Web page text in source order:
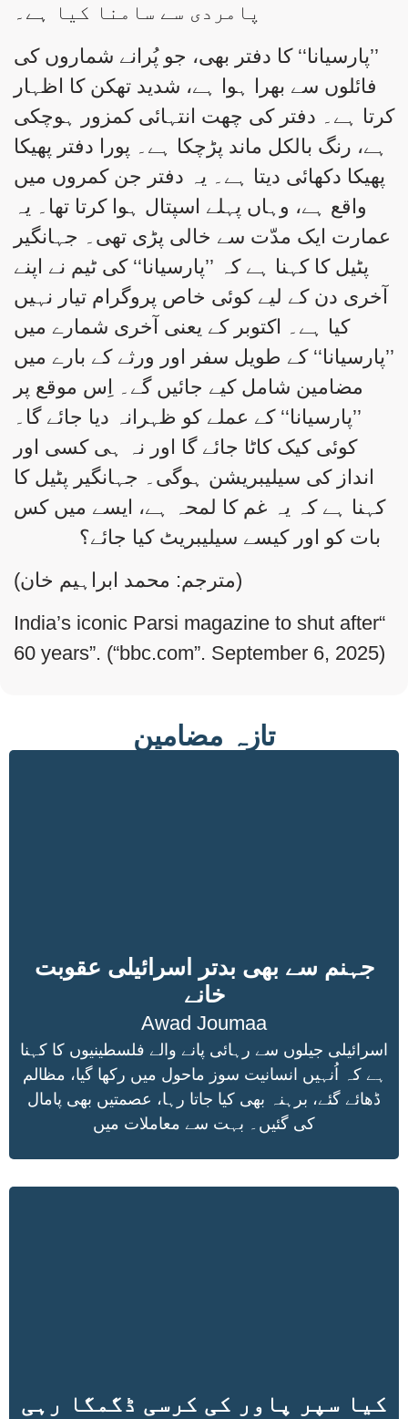
پامردی سے سامنا کیا ہے۔
’’پارسیانا‘‘ کا دفتر بھی، جو پُرانے شماروں کی
فائلوں سے بھرا ہوا ہے، شدید تھکن کا اظہار
کرتا ہے۔ دفتر کی چھت انتہائی کمزور ہوچکی
ہے، رنگ بالکل ماند پڑچکا ہے۔ پورا دفتر پھیکا
پھیکا دکھائی دیتا ہے۔ یہ دفتر جن کمروں میں
واقع ہے، وہاں پہلے اسپتال ہوا کرتا تھا۔ یہ
عمارت ایک مدّت سے خالی پڑی تھی۔ جہانگیر
پٹیل کا کہنا ہے کہ ’’پارسیانا‘‘ کی ٹیم نے اپنے
آخری دن کے لیے کوئی خاص پروگرام تیار نہیں
کیا ہے۔ اکتوبر کے یعنی آخری شمارے میں
’’پارسیانا‘‘ کے طویل سفر اور ورثے کے بارے میں
مضامین شامل کیے جائیں گے۔ اِس موقع پر
’’پارسیانا‘‘ کے عملے کو ظہرانہ دیا جائے گا۔
کوئی کیک کاٹا جائے گا اور نہ ہی کسی اور
انداز کی سیلیبریشن ہوگی۔ جہانگیر پٹیل کا
کہنا ہے کہ یہ غم کا لمحہ ہے، ایسے میں کس
بات کو اور کیسے سیلیبریٹ کیا جائے؟
(مترجم: محمد ابراہیم خان)
“India’s iconic Parsi magazine to shut after
60 years”. (“bbc.com”. September 6, 2025)
تازہ مضامین
جہنم سے بھی بدتر اسرائیلی عقوبت
خانے
Awad Joumaa
اسرائیلی جیلوں سے رہائی پانے والے فلسطینیوں کا کہنا
ہے کہ اُنہیں انسانیت سوز ماحول میں رکھا گیا، مظالم
ڈھائے گئے، برہنہ بھی کیا جاتا رہا، عصمتیں بھی پامال
کی گئیں۔ بہت سے معاملات میں
کیا سپر پاور کی کرسی ڈگمگا رہی